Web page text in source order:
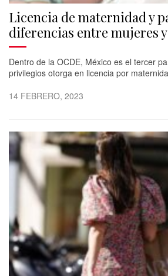
Licencia de maternidad y
diferencias entre mujeres
Dentro de la OCDE, México es el tercer
privilegios otorga en licencia por
14 FEBRERO, 2023